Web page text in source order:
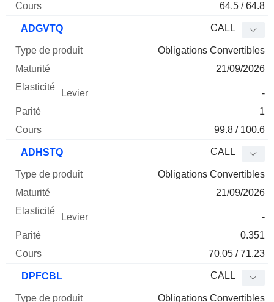
64.5 / 64.8
ADGVTQ CALL
Obligations Convertibles
21/09/2026
-
1
99.8 / 100.6
ADHSTQ CALL
Obligations Convertibles
21/09/2026
-
0.351
70.05 / 71.23
DPFCBL CALL
Obligations Convertibles